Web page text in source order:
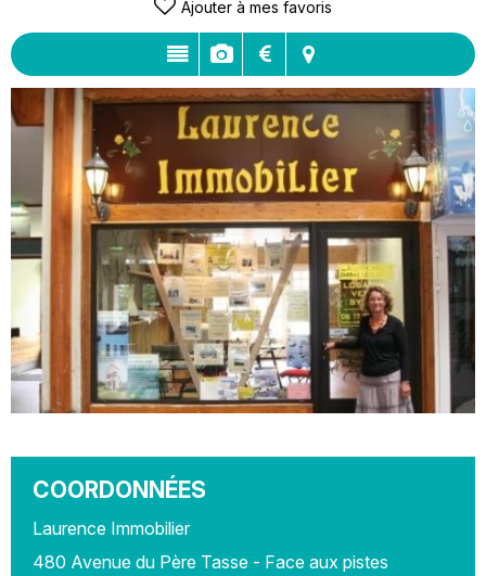
Ajouter à mes favoris
COORDONNÉES
Laurence Immobilier
480 Avenue du Père Tasse - Face aux pistes